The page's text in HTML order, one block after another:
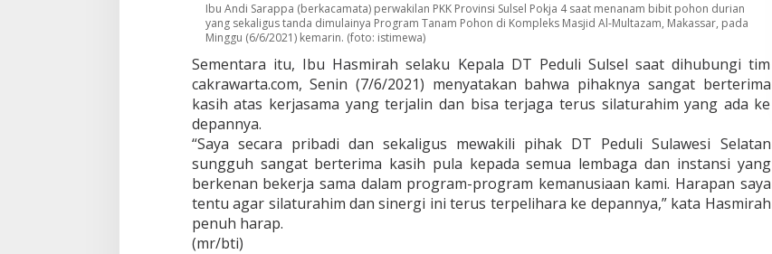
a
n
a
m
P
o
h
n
D
n
D
Ibu Andi Sarappa (berkacamata) perwakilan PKK Provinsi Sulsel Pokja 4 saat menanam bibit pohon durian
yang sekaligus tanda dimulainya Program Tanam Pohon di Kompleks Masjid Al-Multazam, Makassar, pada
Minggu (6/6/2021) kemarin. (foto: istimewa)
Sementara itu, Ibu Hasmirah selaku Kepala DT Peduli Sulsel saat dihubungi tim
cakrawarta.com, Senin (7/6/2021) menyatakan bahwa pihaknya sangat berterima
kasih atas kerjasama yang terjalin dan bisa terjaga terus silaturahim yang ada ke
depannya.
“Saya secara pribadi dan sekaligus mewakili pihak DT Peduli Sulawesi Selatan
sungguh sangat berterima kasih pula kepada semua lembaga dan instansi yang
berkenan bekerja sama dalam program-program kemanusiaan kami. Harapan saya
tentu agar silaturahim dan sinergi ini terus terpelihara ke depannya,” kata Hasmirah
penuh harap.
(mr/bti)